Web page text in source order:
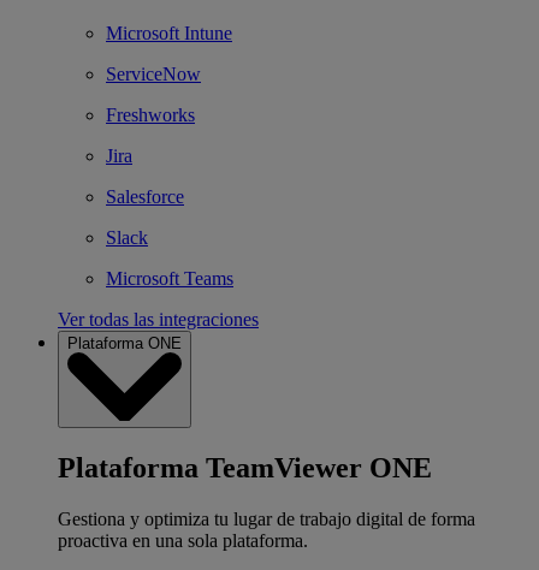
Microsoft Intune
ServiceNow
Freshworks
Jira
Salesforce
Slack
Microsoft Teams
Ver todas las integraciones
Plataforma ONE
Plataforma TeamViewer ONE
Gestiona y optimiza tu lugar de trabajo digital de forma
proactiva en una sola plataforma.